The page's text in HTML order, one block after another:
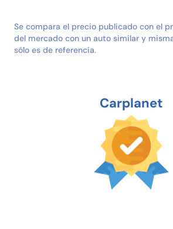
Se compara el precio publicado con el
del mercado con un auto similar y
sólo es de referencia.
Carplanet